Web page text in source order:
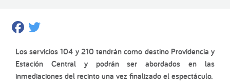
Facebook
Los servicios 104 y 210 tendrán como destino Providencia y
Estación Central y podrán ser abordados en las
inmediaciones del recinto una vez finalizado el espectáculo.